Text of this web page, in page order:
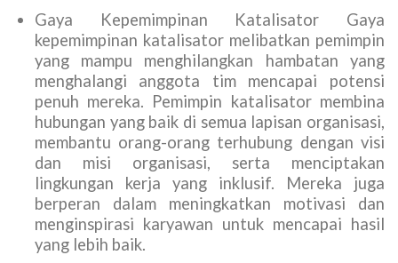
Gaya Kepemimpinan Katalisator Gaya
kepemimpinan katalisator melibatkan pemimpin
yang mampu menghilangkan hambatan yang
menghalangi anggota tim mencapai potensi
penuh mereka. Pemimpin katalisator membina
hubungan yang baik di semua lapisan organisasi,
membantu orang-orang terhubung dengan visi
dan misi organisasi, serta menciptakan
lingkungan kerja yang inklusif. Mereka juga
berperan dalam meningkatkan motivasi dan
menginspirasi karyawan untuk mencapai hasil
yang lebih baik.